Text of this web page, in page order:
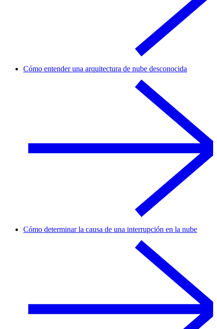
Cómo entender una arquitectura de nube desconocida
Cómo determinar la causa de una interrupción en la nube